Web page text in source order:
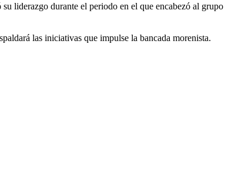
liderazgo durante el periodo en el que encabezó al grupo
las iniciativas que impulse la bancada morenista.